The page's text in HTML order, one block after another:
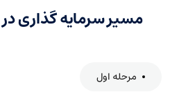
مسیر سرمایه گذاری در
مرحله اول